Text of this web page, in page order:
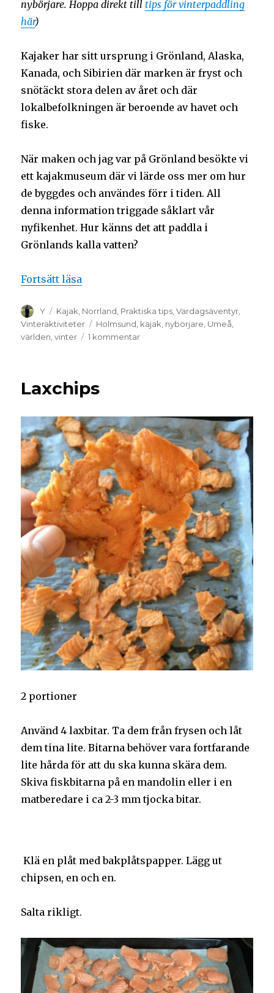
nybörjare. Hoppa direkt till tips för vinterpaddling
här)
Kajaker har sitt ursprung i Grönland, Alaska,
Kanada, och Sibirien där marken är fryst och
snötäckt stora delen av året och där
lokalbefolkningen är beroende av havet och
fiske.
När maken och jag var på Grönland besökte vi
ett kajakmuseum där vi lärde oss mer om hur
de byggdes och användes förr i tiden. All
denna information triggade såklart vår
nyfikenhet. Hur känns det att paddla i
Grönlands kalla vatten?
Fortsätt läsa
Y Kajak Norrland Praktiska tips ,Vardagsäventyr
Vinteraktiviteter
Holmsund kajak nybörjare Umeå
världen ,vinter 1 kommentar
Laxchips
2 portioner
Använd 4 laxbitar. Ta dem från frysen och låt
dem tina lite. Bitarna behöver vara fortfarande
lite hårda för att du ska kunna skära dem.
Skiva fiskbitarna på en mandolin eller i en
matberedare i ca 2-3 mm tjocka bitar.
Klä en plåt med bakplåtspapper. Lägg ut
chipsen, en och en.
Salta rikligt.